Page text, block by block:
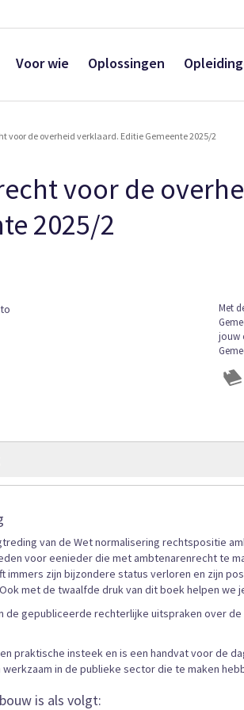
Voor wie Oplossingen
voor de overheid verklaard. Editie Gemeente 2025/2
voor de
2025/2
Ga
naar
het
begin
van
Met
jouw
van de Wet normalisering rechtspositie
voor eenieder die met ambtenarenrecht te
immers zijn bijzondere status verloren en zijn
met de twaalfde druk van dit boek helpen we
de gepubliceerde rechterlijke uitspraken over
praktische insteek en is een handvat voor de
in de publieke sector die te maken
is als volgt: